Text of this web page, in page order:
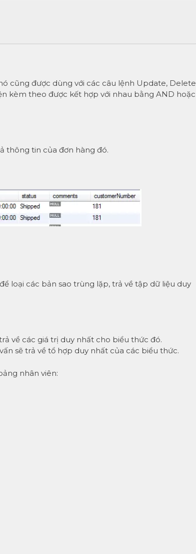
cũng được dùng với các câu lệnh Update, Delete
kèm theo được kết hợp với nhau bằng AND hoặc
thông tin của đơn hàng đó.
loại các bản sao trùng lặp, trả về tập dữ liệu duy
về các giá trị duy nhất cho biểu thức đó.
sẽ trả về tổ hợp duy nhất của các biểu thức.
nhân viên: